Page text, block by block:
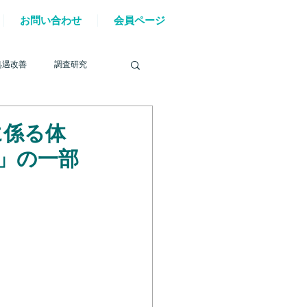
お問い合わせ 会員ページ
遇改善 調査研究
る体
の一部